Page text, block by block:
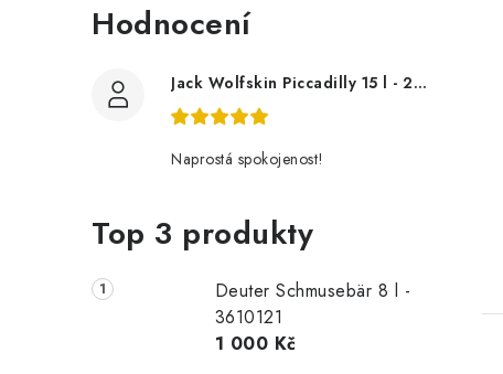
Hodnocení
Jack Wolfskin Piccadilly 15 l - 2004005
Naprostá spokojenost!
Top 3 produkty
Deuter Schmusebär 8 l -
3610121
1 000 Kč